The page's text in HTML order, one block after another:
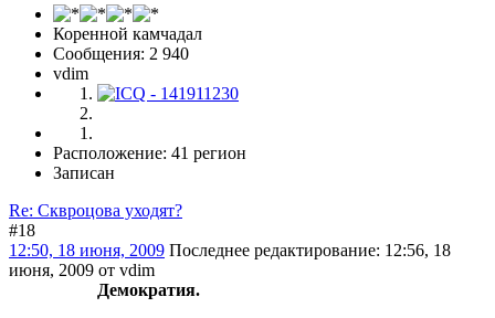
Коренной камчадал
Сообщения: 2 940
vdim
Расположение: 41 регион
Записан
Re: Сквроцова уходят?
#18
12:50, 18 июня, 2009 Последнее редактирование: 12:56, 18
июня, 2009 от vdim
Демократия.